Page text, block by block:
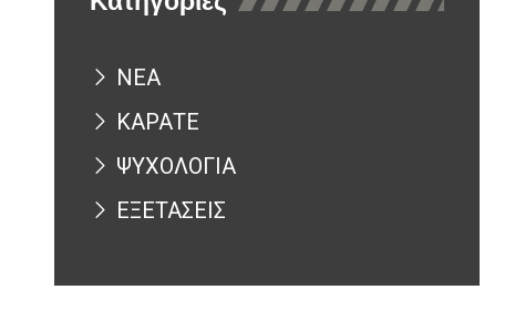
ΝΕΑ
ΚΑΡΑΤΕ
ΨΥΧΟΛΟΓΙΑ
ΕΞΕΤΑΣΕΙΣ